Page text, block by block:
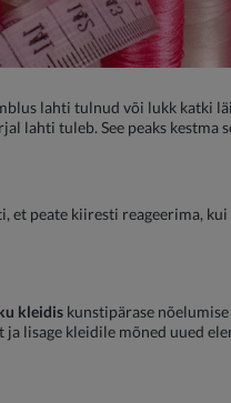
lahti tulnud või lukk katki
lahti tuleb. See peaks kestma
et peate kiiresti reageerima,
kleidis kunstipärase
lisage kleidile mõned uued